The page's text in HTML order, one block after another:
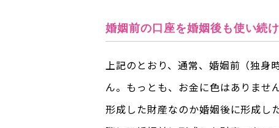
婚姻前の口座を婚姻後も使い続
上記のとおり、通常、婚姻前（独
ん。もっとも、お金に色はありませ
形成した財産なのか婚姻後に形成し